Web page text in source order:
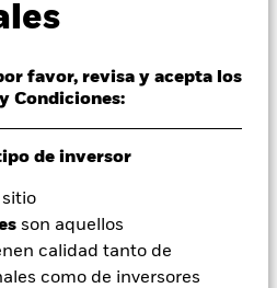
favor, revisa y acepta los
Condiciones:
de inversor
sitio
son aquellos
calidad tanto de
como de inversores